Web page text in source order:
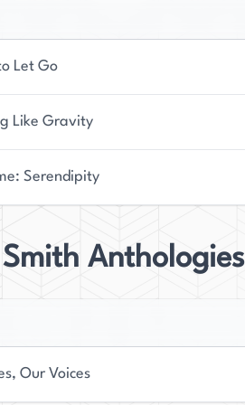
Let Go
Like Gravity
Serendipity
Anthologies
Our Voices